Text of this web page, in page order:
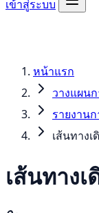
เข้าสู่ระบบ
หน้าแรก
วางแผน
รายงาน
เส้นทาง
เส้นทาง